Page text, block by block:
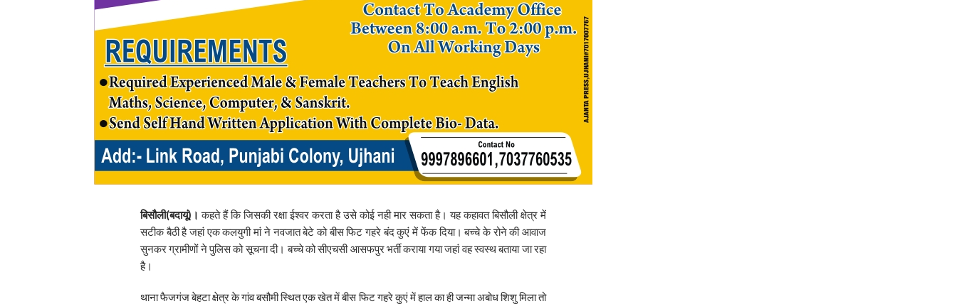
बिसौली(बदायूं)। कहते हैं कि जिसकी रक्षा ईश्वर करता है उसे कोई नही मार सकता है। यह कहावत बिसौली क्षेत्र में
सटीक बैठी है जहां एक कलयुगी मां ने नवजात बेटे को बीस फिट गहरे बंद कुएं में फेंक दिया। बच्चे के रोने की आवाज
सुनकर ग्रामीणों ने पुलिस को सूचना दी। बच्चे को सीएचसी आसफपुर भर्ती कराया गया जहां वह स्वस्थ बताया जा रहा
है।
थाना फैजगंज बेहटा क्षेत्र के गांव बसौमी स्थित एक खेत में बीस फिट गहरे कुएं में हाल का ही जन्मा अबोध शिशु मिला तो